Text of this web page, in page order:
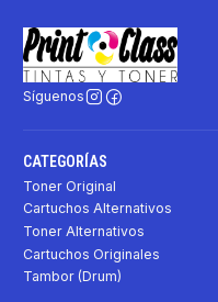
Síguenos
CATEGORÍAS
Toner Original
Cartuchos Alternativos
Toner Alternativos
Cartuchos Originales
Tambor (Drum)